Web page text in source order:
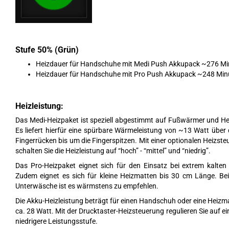
Stufe 50% (Grün)
Heizdauer für Handschuhe mit Medi Push Akkupack ~276
Heizdauer für Handschuhe mit Pro Push Akkupack ~248
Heizleistung:
Das Medi-Heizpaket ist speziell abgestimmt auf Fußwärmer und
Es liefert hierfür eine spürbare Wärmeleistung von ~13 Watt über
Fingerrücken bis um die Fingerspitzen. Mit einer optionalen
schalten Sie die Heizleistung auf “hoch” - “mittel” und “niedrig”.
Das Pro-Heizpaket eignet sich für den Einsatz bei extrem kalten
Zudem eignet es sich für kleine Heizmatten bis 30 cm Länge.
Unterwäsche ist es wärmstens zu empfehlen.
Die Akku-Heizleistung beträgt für einen Handschuh oder eine
ca. 28 Watt. Mit der Drucktaster-Heizsteuerung regulieren Sie auf
niedrigere Leistungsstufe.